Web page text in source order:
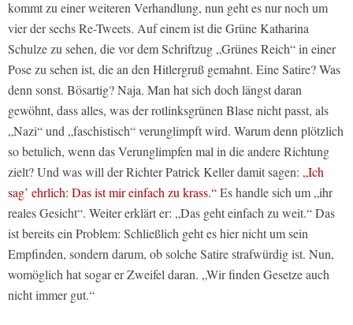
kommt zu einer weiteren Verhandlung, nun geht es nur noch um
vier der sechs Re-Tweets. Auf einem ist die Grüne Katharina
Schulze zu sehen, die vor dem Schriftzug „Grünes Reich“ in einer
Pose zu sehen ist, die an den Hitlergruß gemahnt. Eine Satire? Was
denn sonst. Bösartig? Naja. Man hat sich doch längst daran
gewöhnt, dass alles, was der rotlinksgrünen Blase nicht passt, als
„Nazi“ und „faschistisch“ verunglimpft wird. Warum denn plötzlich
so betulich, wenn das Verunglimpfen mal in die andere Richtung
zielt? Und was will der Richter Patrick Keller damit sagen: „Ich
sag’ ehrlich: Das ist mir einfach zu krass.“Es handle sich um „ihr
reales Gesicht“. Weiter erklärt er: „Das geht einfach zu weit.“ Das
ist bereits ein Problem: Schließlich geht es hier nicht um sein
Empfinden, sondern darum, ob solche Satire strafwürdig ist. Nun,
womöglich hat sogar er Zweifel daran. „Wir finden Gesetze auch
nicht immer gut.“